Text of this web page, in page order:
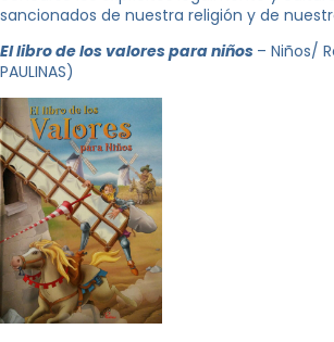
sancionados de nuestra religión y de
El libro de los valores para niños – Niños/
PAULINAS)